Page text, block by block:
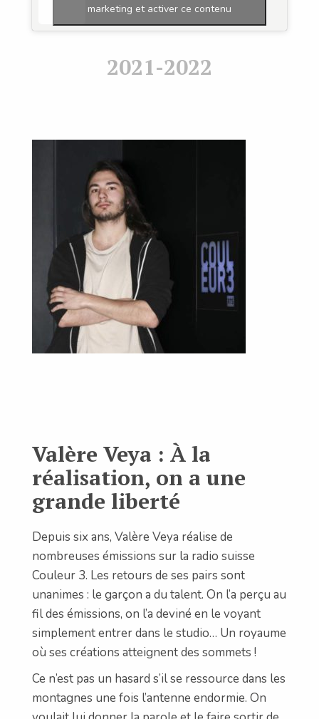
marketing et activer ce contenu
2021-2022
Valère Veya : À la
réalisation, on a une
grande liberté
Depuis six ans, Valère Veya réalise de
nombreuses émissions sur la radio suisse
Couleur 3. Les retours de ses pairs sont
unanimes : le garçon a du talent. On l’a perçu au
fil des émissions, on l’a deviné en le voyant
simplement entrer dans le studio… Un royaume
où ses créations atteignent des sommets !
Ce n’est pas un hasard s’il se ressource dans les
montagnes une fois l’antenne endormie. On